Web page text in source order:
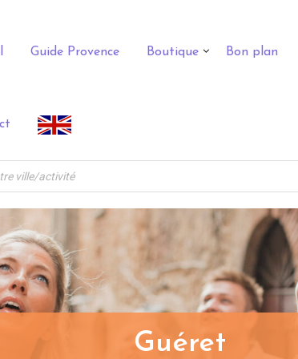
Guide Provence Boutique Bon plan
Guéret